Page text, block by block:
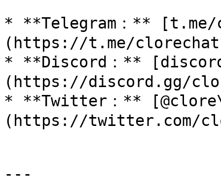
* **Telegram：**
(https://t.me/
* **Discord：**
(https://discord.gg/
* **Twitter：**
(https://twitter.com/
---